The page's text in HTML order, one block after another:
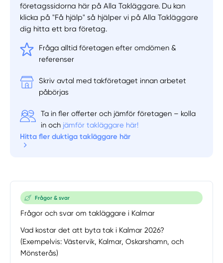
företagssidorna här på Alla Takläggare. Du kan
klicka på "Få hjälp" så hjälper vi på Alla Takläggare
dig hitta ett bra företag.
Fråga alltid företagen efter omdömen &
referenser
Skriv avtal med takföretaget innan arbetet
påbörjas
Ta in fler offerter och jämför företagen – kolla
in och jämför takläggare här!
Hitta fler duktiga takläggare här
Frågor & svar
Frågor och svar om takläggare i Kalmar
Vad kostar det att byta tak i Kalmar 2026?
(Exempelvis: Västervik, Kalmar, Oskarshamn, och
Mönsterås)